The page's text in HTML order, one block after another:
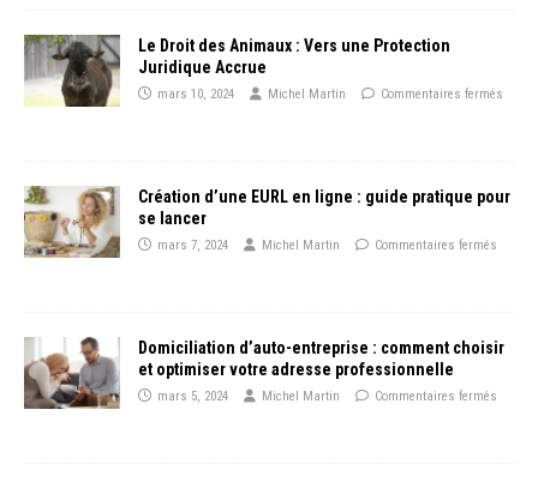
Le Droit des Animaux : Vers une Protection
Juridique Accrue
mars 10, 2024 Michel Martin Commentaires fermés
Création d’une EURL en ligne : guide pratique pour
se lancer
mars 7, 2024 Michel Martin Commentaires fermés
Domiciliation d’auto-entreprise : comment choisir
et optimiser votre adresse professionnelle
mars 5, 2024 Michel Martin Commentaires fermés